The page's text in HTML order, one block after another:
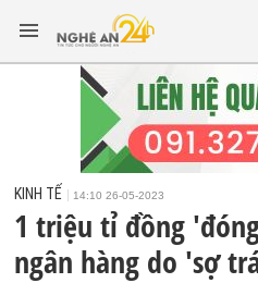
KINH TẾ 14:10 26-05-2023
1 triệu tỉ đồng
ngân hàng do 'sợ